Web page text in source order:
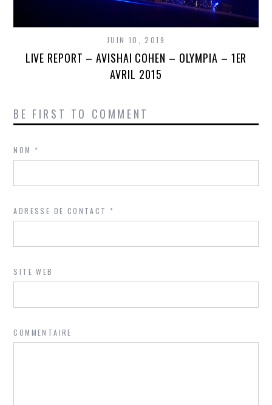
JUIN 10, 2019
LIVE REPORT – AVISHAI COHEN – OLYMPIA – 1ER
AVRIL 2015
BE FIRST TO COMMENT
NOM*
ADRESSE DE CONTACT*
SITE WEB
COMMENTAIRE